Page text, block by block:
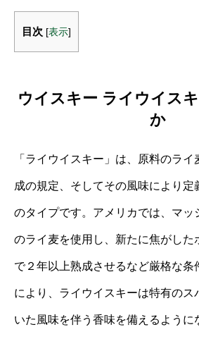
目次 [表示]
ウイスキー ライウイス
か
「ライウイスキー」は、原料のラ
成の規定、そしてその風味により定
のタイプです。アメリカでは、マッ
のライ麦を使用し、新たに焦がした
で２年以上熟成させるなど厳格な条
により、ライウイスキーは特有のス
いた風味を伴う香味を備えるように